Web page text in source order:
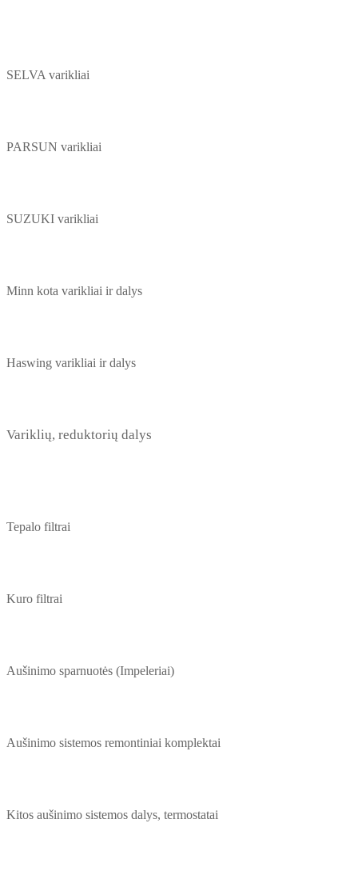
SELVA varikliai
PARSUN varikliai
SUZUKI varikliai
Minn kota varikliai ir dalys
Haswing varikliai ir dalys
Variklių, reduktorių dalys
Tepalo filtrai
Kuro filtrai
Aušinimo sparnuotės (Impeleriai)
Aušinimo sistemos remontiniai komplektai
Kitos aušinimo sistemos dalys, termostatai